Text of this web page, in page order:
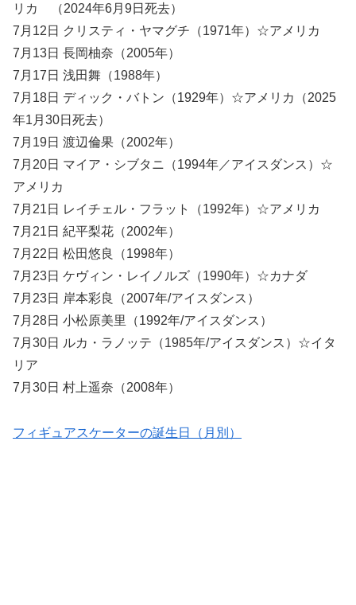
リカ （2024年6月9日死去）
7月12日 クリスティ・ヤマグチ（1971年）☆アメリカ
7月13日 長岡柚奈（2005年）
7月17日 浅田舞（1988年）
7月18日 ディック・バトン（1929年）☆アメリカ（2025
年1月30日死去）
7月19日 渡辺倫果（2002年）
7月20日 マイア・シブタニ（1994年／アイスダンス）☆
アメリカ
7月21日 レイチェル・フラット（1992年）☆アメリカ
7月21日 紀平梨花（2002年）
7月22日 松田悠良（1998年）
7月23日 ケヴィン・レイノルズ（1990年）☆カナダ
7月23日 岸本彩良（2007年/アイスダンス）
7月28日 小松原美里（1992年/アイスダンス）
7月30日 ルカ・ラノッテ（1985年/アイスダンス）☆イタ
リア
7月30日 村上遥奈（2008年）
フィギュアスケーターの誕生日（月別）